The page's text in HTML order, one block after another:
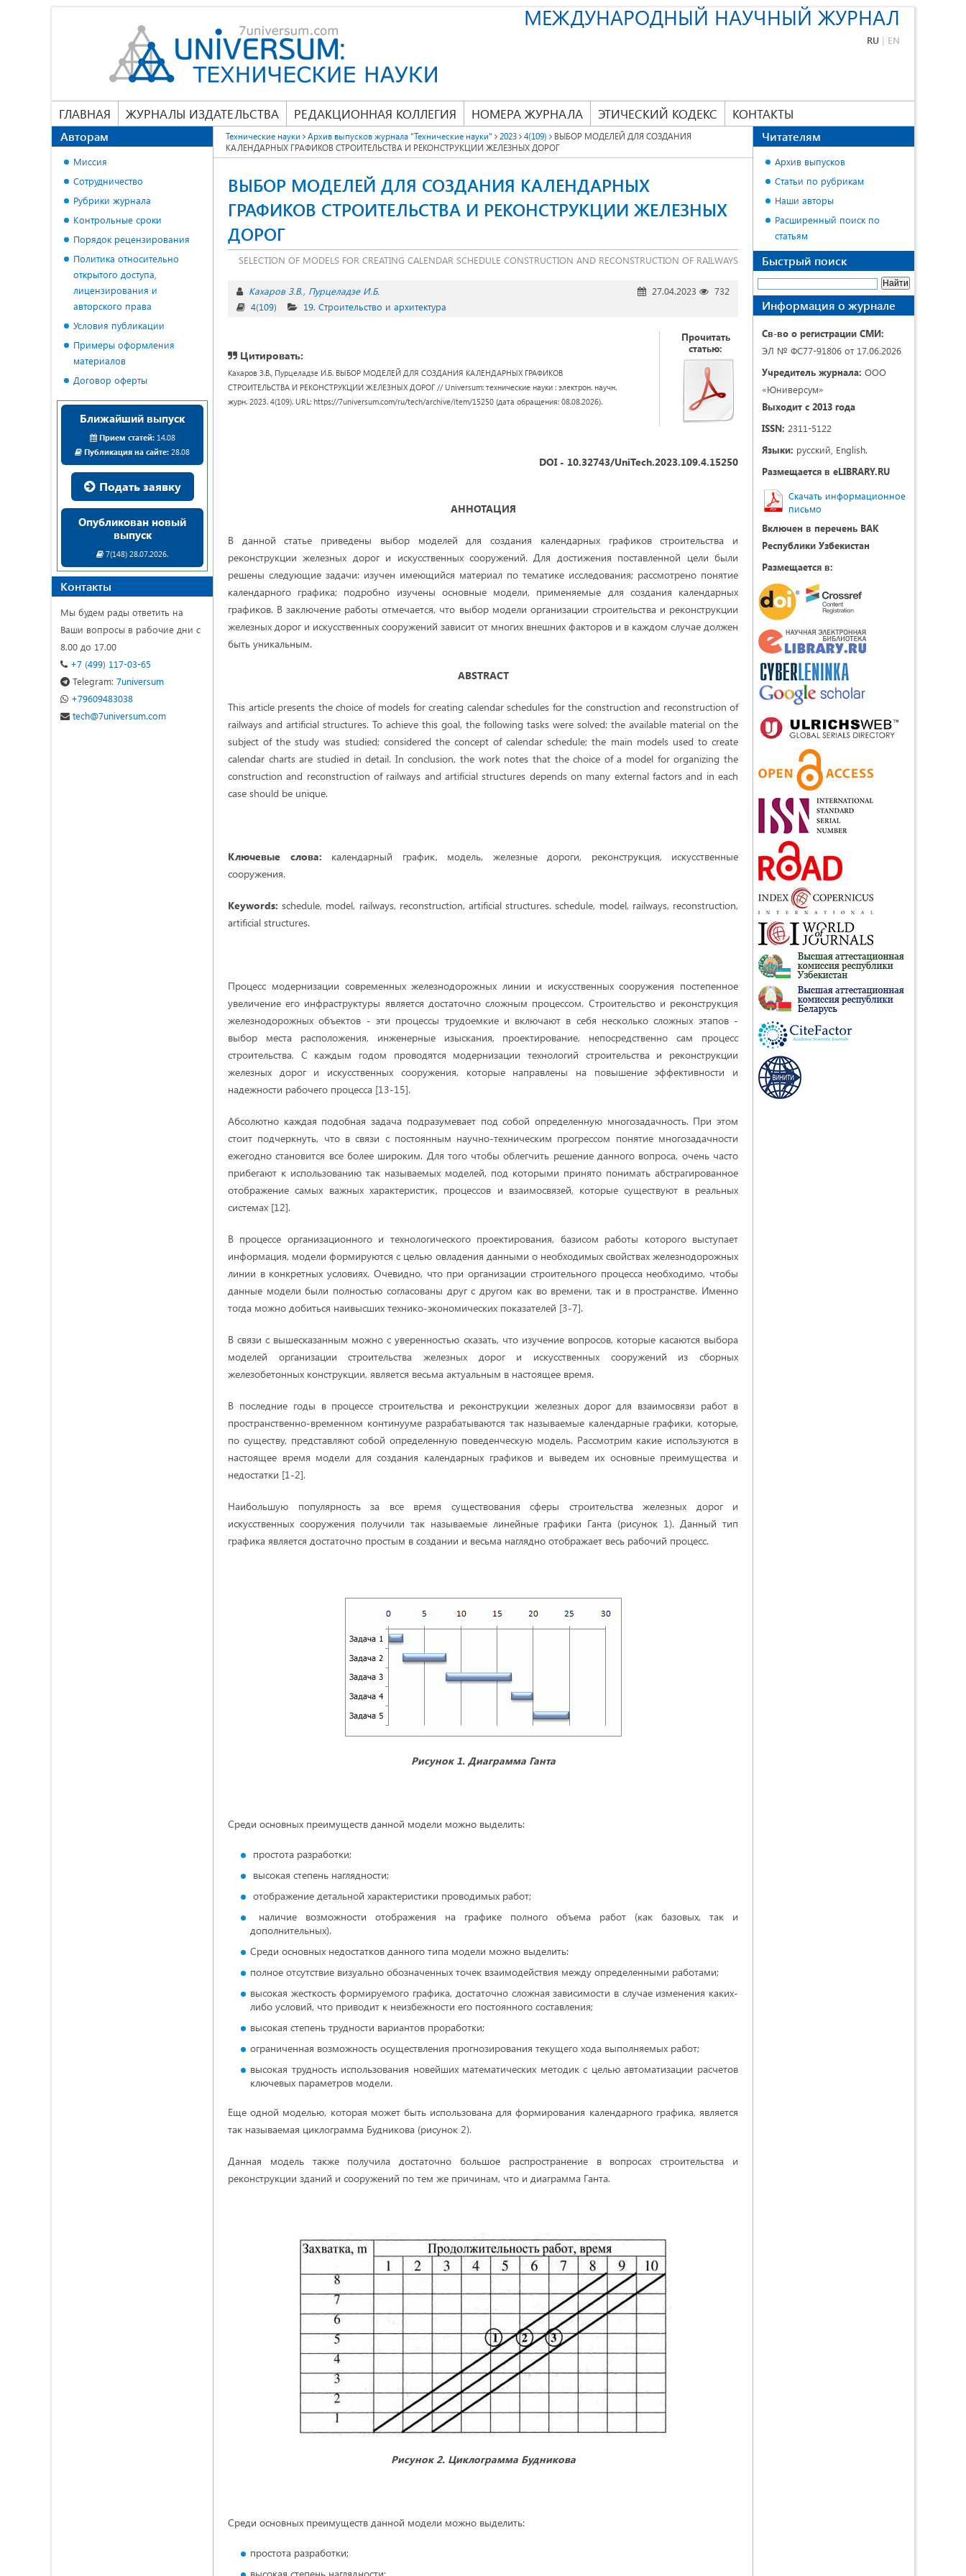
МЕЖДУНАРОДНЫЙ НАУЧНЫЙ ЖУРНАЛ
RU | EN
ГЛАВНАЯ ЖУРНАЛЫ ИЗДАТЕЛЬСТВА РЕДАКЦИОННАЯ КОЛЛЕГИЯ НОМЕРА ЖУРНАЛА ЭТИЧЕСКИЙ КОДЕКС КОНТАКТЫ
Технические науки Архив выпусков журнала "Технические науки" 2023 4(109)
ВЫБОР МОДЕЛЕЙ ДЛЯ СОЗДАНИЯ
КАЛЕНДАРНЫХ ГРАФИКОВ СТРОИТЕЛЬСТВА И РЕКОНСТРУКЦИИ ЖЕЛЕЗНЫХ ДОРОГ
ВЫБОР МОДЕЛЕЙ ДЛЯ СОЗДАНИЯ КАЛЕНДАРНЫХ
ГРАФИКОВ СТРОИТЕЛЬСТВА И РЕКОНСТРУКЦИИ ЖЕЛЕЗНЫХ
ДОРОГ
SELECTION OF MODELS FOR CREATING CALENDAR SCHEDULE CONSTRUCTION AND RECONSTRUCTION OF RAILWAYS
Кахаров З.В. Пурцеладзе И.Б. 27.04.2023
732
4(109)
19. Строительство и архитектура
Цитировать:
Кахаров З.В., Пурцеладзе И.Б. ВЫБОР МОДЕЛЕЙ ДЛЯ СОЗДАНИЯ КАЛЕНДАРНЫХ ГРАФИКОВ
СТРОИТЕЛЬСТВА И РЕКОНСТРУКЦИИ ЖЕЛЕЗНЫХ ДОРОГ // Universum: технические науки : электрон. научн.
журн. 2023. 4(109). URL: https://7universum.com/ru/tech/archive/item/15250 (дата обращения: 08.08.2026).
Прочитать
статью:
DOI - 10.32743/UniTech.2023.109.4.15250
АННОТАЦИЯ
В данной статье приведены выбор моделей для создания календарных графиков строительства и
реконструкции железных дорог и искусственных сооружений. Для достижения поставленной цели были
решены следующие задачи: изучен имеющийся материал по тематике исследования; рассмотрено понятие
календарного графика; подробно изучены основные модели, применяемые для создания календарных
графиков. В заключение работы отмечается, что выбор модели организации строительства и реконструкции
железных дорог и искусственных сооружений зависит от многих внешних факторов и в каждом случае должен
быть уникальным.
ABSTRACT
This article presents the choice of models for creating calendar schedules for the construction and reconstruction of
railways and artificial structures. To achieve this goal, the following tasks were solved: the available material on the
subject of the study was studied; considered the concept of calendar schedule; the main models used to create
calendar charts are studied in detail. In conclusion, the work notes that the choice of a model for organizing the
construction and reconstruction of railways and artificial structures depends on many external factors and in each
case should be unique.
Ключевые слова: календарный график, модель, железные дороги, реконструкция, искусственные
сооружения.
Keywords: schedule, model, railways, reconstruction, artificial structures. schedule, model, railways, reconstruction,
artificial structures.
Процесс модернизации современных железнодорожных линии и искусственных сооружения постепенное
увеличение его инфраструктуры является достаточно сложным процессом. Строительство и реконструкция
железнодорожных объектов - эти процессы трудоемкие и включают в себя несколько сложных этапов -
выбор места расположения, инженерные изыскания, проектирование, непосредственно сам процесс
строительства. С каждым годом проводятся модернизации технологий строительства и реконструкции
железных дорог и искусственных сооружения, которые направлены на повышение эффективности и
надежности рабочего процесса [13-15].
Абсолютно каждая подобная задача подразумевает под собой определенную многозадачность. При этом
стоит подчеркнуть, что в связи с постоянным научно-техническим прогрессом понятие многозадачности
ежегодно становится все более широким. Для того чтобы облегчить решение данного вопроса, очень часто
прибегают к использованию так называемых моделей, под которыми принято понимать абстрагированное
отображение самых важных характеристик, процессов и взаимосвязей, которые существуют в реальных
системах [12].
В процессе организационного и технологического проектирования, базисом работы которого выступает
информация, модели формируются с целью овладения данными о необходимых свойствах железнодорожных
линии в конкретных условиях. Очевидно, что при организации строительного процесса необходимо, чтобы
данные модели были полностью согласованы друг с другом как во времени, так и в пространстве. Именно
тогда можно добиться наивысших технико-экономических показателей [3-7].
В связи с вышесказанным можно с уверенностью сказать, что изучение вопросов, которые касаются выбора
моделей организации строительства железных дорог и искусственных сооружений из сборных
железобетонных конструкции, является весьма актуальным в настоящее время.
В последние годы в процессе строительства и реконструкции железных дорог для взаимосвязи работ в
пространственно-временном континууме разрабатываются так называемые календарные графики, которые,
по существу, представляют собой определенную поведенческую модель. Рассмотрим какие используются в
настоящее время модели для создания календарных графиков и выведем их основные преимущества и
недостатки [1-2].
Наибольшую популярность за все время существования сферы строительства железных дорог и
искусственных сооружения получили так называемые линейные графики Ганта (рисунок 1). Данный тип
графика является достаточно простым в создании и весьма наглядно отображает весь рабочий процесс.
Рисунок 1. Диаграмма Ганта
Среди основных преимуществ данной модели можно выделить:
простота разработки;
высокая степень наглядности;
отображение детальной характеристики проводимых работ;
наличие возможности отображения на графике полного объема работ (как базовых, так и
дополнительных).
Среди основных недостатков данного типа модели можно выделить:
полное отсутствие визуально обозначенных точек взаимодействия между определенными работами;
высокая жесткость формируемого графика, достаточно сложная зависимости в случае изменения каких-
либо условий, что приводит к неизбежности его постоянного составления;
высокая степень трудности вариантов проработки;
ограниченная возможность осуществления прогнозирования текущего хода выполняемых работ;
высокая трудность использования новейших математических методик с целью автоматизации расчетов
ключевых параметров модели.
Еще одной моделью, которая может быть использована для формирования календарного графика, является
так называемая циклограмма Будникова (рисунок 2).
Данная модель также получила достаточно большое распространение в вопросах строительства и
реконструкции зданий и сооружений по тем же причинам, что и диаграмма Ганта.
Рисунок 2. Циклограмма Будникова
Среди основных преимуществ данной модели можно выделить:
простота разработки;
Авторам
Миссия
Сотрудничество
Рубрики журнала
Контрольные сроки
Порядок рецензирования
Политика относительно
открытого доступа,
лицензирования и
авторского права
Условия публикации
Примеры оформления
материалов
Договор оферты
Ближайший выпуск
Прием статей:14.08
Публикация на сайте: 28.08
Подать заявку
Опубликован новый
выпуск
7(148) 28.07.2026.
Контакты
Мы будем рады ответить на
Ваши вопросы в рабочие дни с
8.00 до 17.00
+7 (499) 117-03-65
Telegram: 7universum
+79609483038
tech@7universum.com
Читателям
Архив выпусков
Статьи по рубрикам
Наши авторы
Расширенный поиск по
статьям
Быстрый поиск
Информация о журнале
Св-во о регистрации СМИ:
ЭЛ № ФС77-91806 от 17.06.2026
Учредитель журнала: ООО
«Юниверсум»
Выходит с 2013 года
ISSN: 2311-5122
Языки: русский, English.
Размещается в eLIBRARY.RU
Скачать информационное
письмо
Включен в перечень ВАК
Республики Узбекистан
Размещается в: